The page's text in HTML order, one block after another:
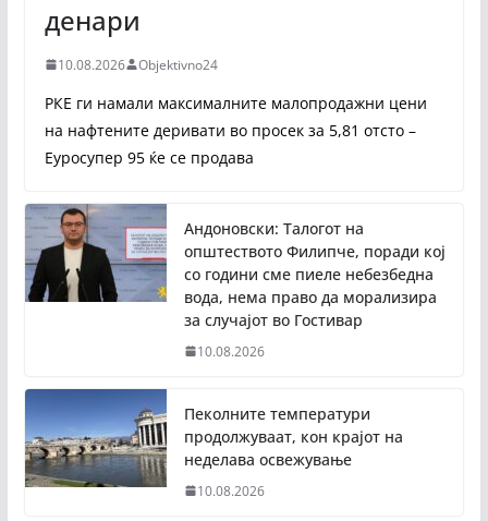
денари
10.08.2026 Objektivno24
РКЕ ги намали максималните малопродажни цени
на нафтените деривати во просек за 5,81 отсто –
Еуросупер 95 ќе се продава
Андоновски: Талогот на
општеството Филипче, поради кој
со години сме пиеле небезбедна
вода, нема право да морализира
за случајот во Гостивар
10.08.2026
Пеколните температури
продолжуваат, кон крајот на
неделава освежување
10.08.2026